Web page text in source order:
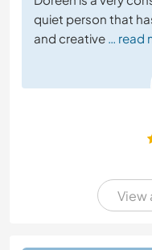
quiet person that
and creative … read
View